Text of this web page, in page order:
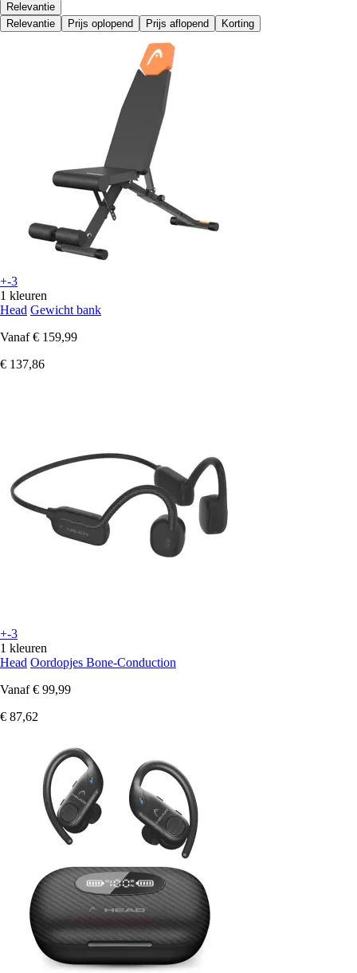
Relevantie
Relevantie
Prijs oplopend Prijs aflopend Korting
+-3
1 kleuren
Head Gewicht bank
Vanaf € 159,99
€ 137,86
+-3
1 kleuren
Head Oordopjes Bone-Conduction
Vanaf € 99,99
€ 87,62